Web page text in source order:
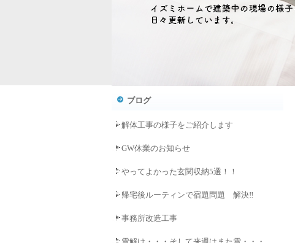
ブログ
解体工事の様子をご紹介します
GW休業のお知らせ
やってよかった玄関収納5選！！
帰宅後ルーティンで宿題問題 解決‼
事務所改造工事